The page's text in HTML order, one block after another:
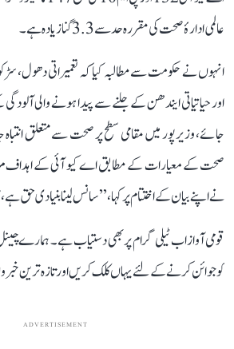
عالمی ادارۂ صحت کی مقررہ حد سے 3.3 گنا زیادہ ہے۔
انہوں نے حکومت سے مطالبہ کیا کہ تعمیراتی دھول،
اور حیاتیاتی ایندھن کے جلنے سے پیدا ہونے والی
جائے، وزیرپور میں مقامی سطح پر صحت سے متعلق انتباہ
صحت کے معیارات کے مطابق اے کیو آئی کے اہداف
نے اپنے بیان کے اختتام پر کہا، ’’سانس لینا بنیادی حق
قومی آواز اب ٹیلی گرام پر بھی دستیاب ہے۔ ہمارے
کو جوائن کرنے کے لئے یہاں کلک کریں اور تازہ ترین
ADVERTISEMENT